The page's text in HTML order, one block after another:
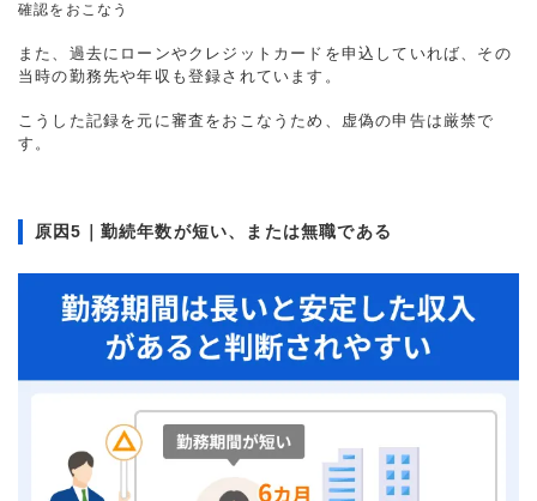
確認をおこなう
また、過去にローンやクレジットカードを申込していれば、その
当時の勤務先や年収も登録されています。
こうした記録を元に審査をおこなうため、虚偽の申告は厳禁で
す。
原因5｜勤続年数が短い、または無職である